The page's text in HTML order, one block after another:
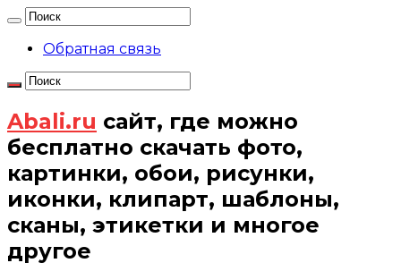
Обратная связь
Abali.ru сайт, где можно
бесплатно скачать фото,
картинки, обои, рисунки,
иконки, клипарт, шаблоны,
сканы, этикетки и многое
другое